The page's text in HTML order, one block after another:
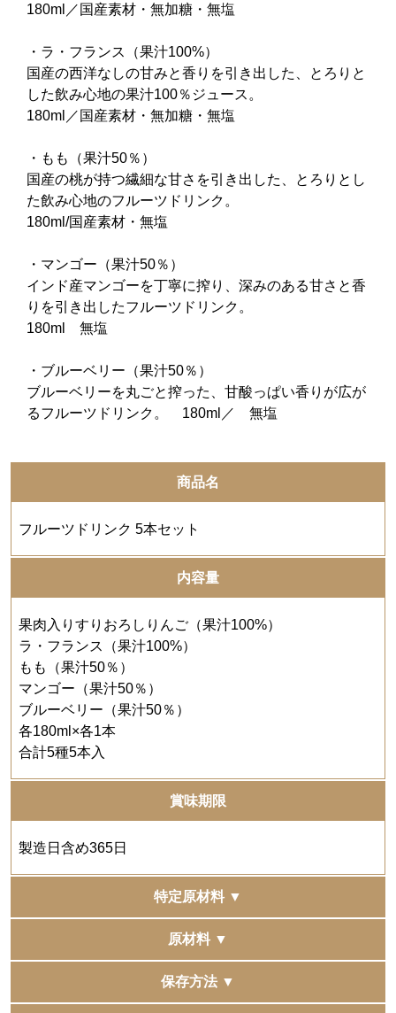
180ml／国産素材・無加糖・無塩
・ラ・フランス（果汁100%）
国産の西洋なしの甘みと香りを引き出した、とろりと
した飲み心地の果汁100％ジュース。
180ml／国産素材・無加糖・無塩
・もも（果汁50％）
国産の桃が持つ繊細な甘さを引き出した、とろりとし
た飲み心地のフルーツドリンク。
180ml/国産素材・無塩
・マンゴー（果汁50％）
インド産マンゴーを丁寧に搾り、深みのある甘さと香
りを引き出したフルーツドリンク。
180ml 無塩
・ブルーベリー（果汁50％）
ブルーベリーを丸ごと搾った、甘酸っぱい香りが広が
るフルーツドリンク。 180ml／ 無塩
商品名
フルーツドリンク 5本セット
内容量
果肉入りすりおろしりんご（果汁100%）
ラ・フランス（果汁100%）
もも（果汁50％）
マンゴー（果汁50％）
ブルーベリー（果汁50％）
各180ml×各1本
合計5種5本入
賞味期限
製造日含め365日
特定原材料 ▼
原材料 ▼
「果肉入りすりおろしりんご（果汁100%）」
りんご（長野県産）／酸化防止剤（ビタミンC）
保存方法 ▼